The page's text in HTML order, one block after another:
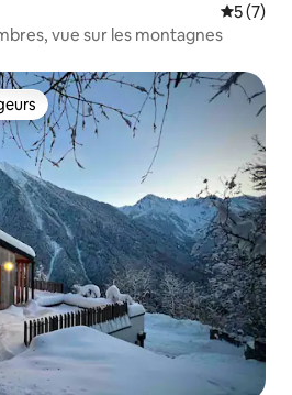
5 (7)
vue sur les montagnes
les plus appréciés